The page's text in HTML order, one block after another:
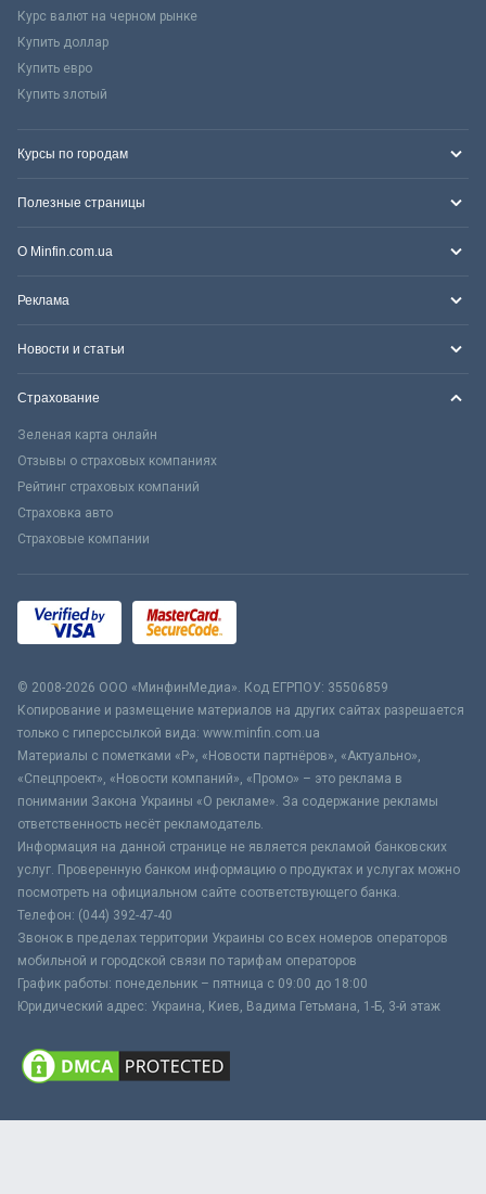
Курс валют на черном рынке
Купить доллар
Купить евро
Купить злотый
Курсы по городам
Полезные страницы
О Minfin.com.ua
Реклама
Новости и статьи
Страхование
Зеленая карта онлайн
Отзывы о страховых компаниях
Рейтинг страховых компаний
Страховка авто
Страховые компании
© 2008-2026 ООО «МинфинМедиа». Код ЕГРПОУ: 35506859
Копирование и размещение материалов на других сайтах разрешается
только с гиперссылкой вида: www.minfin.com.ua
Материалы с пометками «Р», «Новости партнёров», «Актуально»,
«Спецпроект», «Новости компаний», «Промо» – это реклама в
понимании Закона Украины «О рекламе». За содержание рекламы
ответственность несёт рекламодатель.
Информация на данной странице не является рекламой банковских
услуг. Проверенную банком информацию о продуктах и услугах можно
посмотреть на официальном сайте соответствующего банка.
Телефон: (044) 392-47-40
Звонок в пределах территории Украины со всех номеров операторов
мобильной и городской связи по тарифам операторов
График работы: понедельник – пятница с 09:00 до 18:00
Юридический адрес: Украина, Киев, Вадима Гетьмана, 1-Б, 3-й этаж